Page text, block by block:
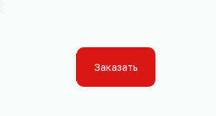
Заказать